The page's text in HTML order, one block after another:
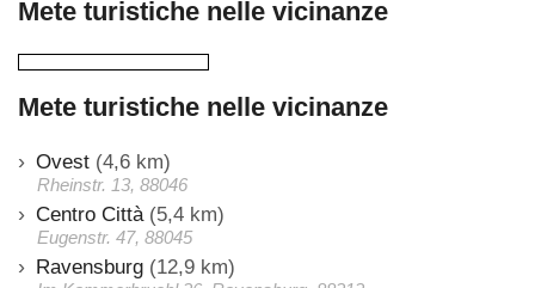
Mete turistiche nelle vicinanze
Mete turistiche nelle vicinanze
Ovest (4,6 km)
Rheinstr. 13, 88046
Centro Città (5,4 km)
Eugenstr. 47, 88045
Ravensburg (12,9 km)